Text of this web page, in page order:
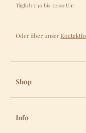
Täglich 7:30 bis 22:00 Uhr
Oder über unser
Shop
Info